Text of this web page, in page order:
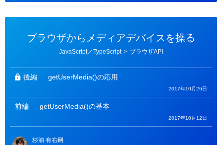
ブラウザからメディアデバイスを操る
リ
ー
JavaScript／TypeScript > ブラウザAPI
後編 getUserMedia()の応用
2017年10月26日
前編 getUserMedia()の基本
2017年10月12日
杉浦 有右嗣